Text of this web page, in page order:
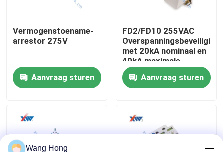
Verzoek om een Citaat
Hoogspannings Ceramische Condensator
De Condensatoren van de hoogspanningsdeurknop
Vermogenstoename-
arrestor 275V
Aanvraag sturen
FD2/FD10 255VAC
Overspanningsbeveiliging
met 20kA nominaal en
40kA maximale
inschakelstroom voor
N-PE bescherming
Aanvraag sturen
Wang Hong